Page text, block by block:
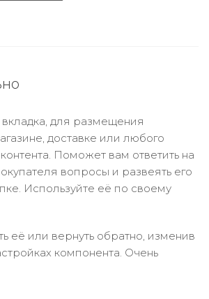
для размещения
доставке или любого
Поможет вам ответить на
вопросы и развеять его
Используйте её по своему
её или вернуть обратно, изменив
компонента. Очень